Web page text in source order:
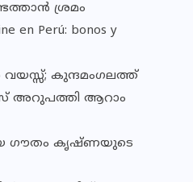
ശ്രമം
en Perú: bonos y
കുന്ദമംഗലത്ത്
അറുപത്തി ആറാം
ഗൗതം കൃഷ്ണയുടെ